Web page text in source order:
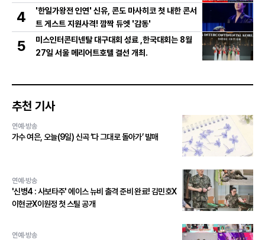
총출동! 댄스 본능 깨운다!
4
'한일가왕전 인연' 신유, 콘도 마사히코 첫 내한 콘서
트 게스트 지원사격! 깜짝 듀엣 '감동'
5
미스인터콘티넨탈 대구대회 성료 ,한국대회는 8월
27일 서울 메리어트호텔 결선 개최.
추천 기사
연예·방송
가수 여은, 오늘(9일) 신곡 ‘다 그대로 돌아가’ 발매
연예·방송
'신병4 : 사보타주' 에이스 뉴비 출격 준비 완료! 김민호X
이현균X이원정 첫 스틸 공개
연예·방송